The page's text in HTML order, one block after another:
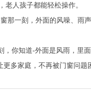
老人孩子都能轻松操作。
那一刻，外面的风噪、雨
，你知道-外面是风雨，里
多家庭，不再被门窗问